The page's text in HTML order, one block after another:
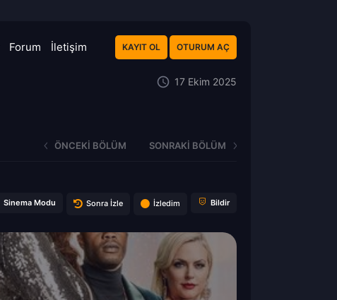
Forum İletişim KAYIT OL OTURUM AÇ
17 Ekim 2025
ÖNCEKI BÖLÜM SONRAKI BÖLÜM
Sinema Modu Sonra İzle İzledim Bildir